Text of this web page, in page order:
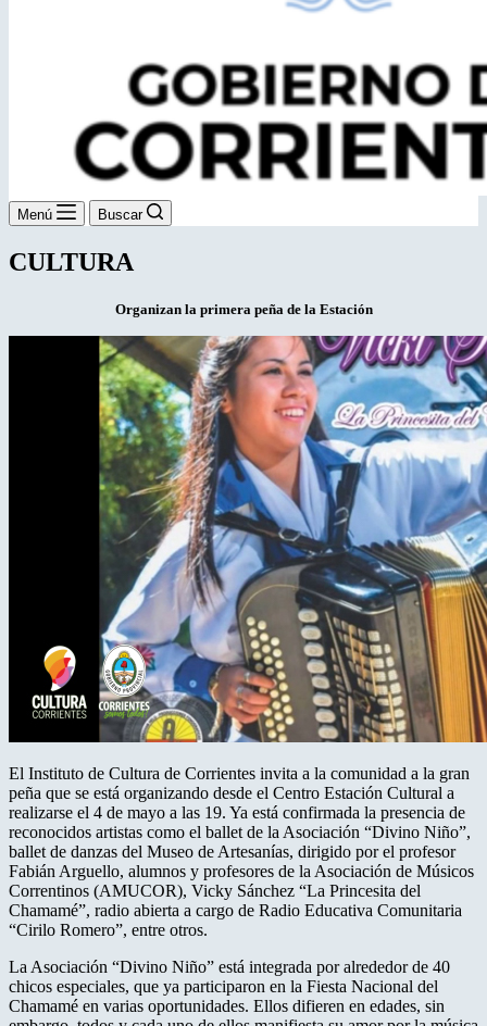
Menú Buscar
CULTURA
Organizan la primera peña de la Estación
El Instituto de Cultura de Corrientes invita a la comunidad a la gran
peña que se está organizando desde el Centro Estación Cultural a
realizarse el 4 de mayo a las 19. Ya está confirmada la presencia de
reconocidos artistas como el ballet de la Asociación “Divino Niño”,
ballet de danzas del Museo de Artesanías, dirigido por el profesor
Fabián Arguello, alumnos y profesores de la Asociación de Músicos
Correntinos (AMUCOR), Vicky Sánchez “La Princesita del
Chamamé”, radio abierta a cargo de Radio Educativa Comunitaria
“Cirilo Romero”, entre otros.
La Asociación “Divino Niño” está integrada por alrededor de 40
chicos especiales, que ya participaron en la Fiesta Nacional del
Chamamé en varias oportunidades. Ellos difieren en edades, sin